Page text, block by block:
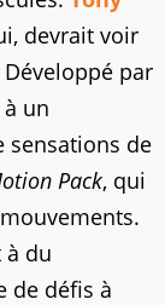
devrait voir
par
un
sensations de
Pack, qui
à du
de défis à